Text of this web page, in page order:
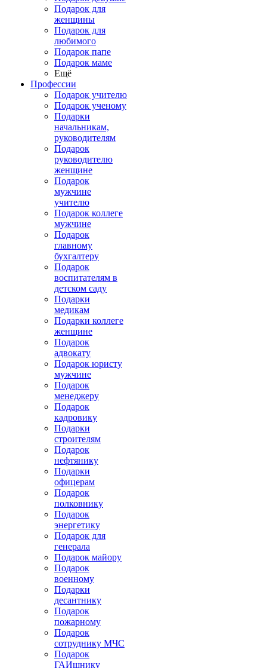
Подарок для
женщины
Подарок для
любимого
Подарок папе
Подарок маме
Ещё
Профессии
Подарок учителю
Подарок ученому
Подарки
начальникам,
руководителям
Подарок
руководителю
женщине
Подарок
мужчине
учителю
Подарок коллеге
мужчине
Подарок
главному
бухгалтеру
Подарок
воспитателям в
детском саду
Подарки
медикам
Подарки коллеге
женщине
Подарок
адвокату
Подарок юристу
мужчине
Подарок
менеджеру
Подарок
кадровику
Подарки
строителям
Подарок
нефтянику
Подарки
офицерам
Подарок
полковнику
Подарок
энергетику
Подарок для
генерала
Подарок майору
Подарок
военному
Подарки
десантнику
Подарок
пожарному
Подарок
сотруднику МЧС
Подарок
ГАИшнику